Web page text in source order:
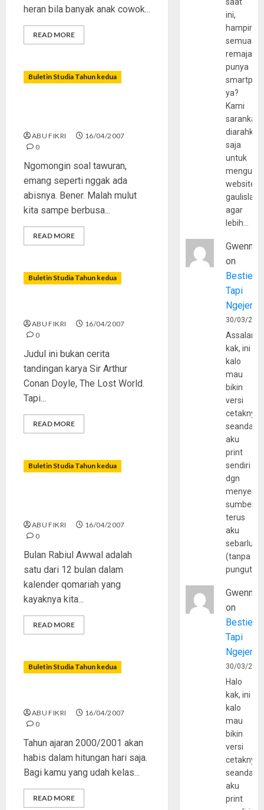
heran bila banyak anak cowok...
READ MORE
Buletin Studia Tahun kedua
ABU FIKRI
16/04/2007
0
Ngomongin soal tawuran,
emang seperti nggak ada
abisnya. Bener. Malah mulut
kita sampe berbusa...
READ MORE
Buletin Studia Tahun kedua
ABU FIKRI
16/04/2007
0
Judul ini bukan cerita
tandingan karya Sir Arthur
Conan Doyle, The Lost World.
Tapi...
READ MORE
Buletin Studia Tahun kedua
ABU FIKRI
16/04/2007
0
Bulan Rabiul Awwal adalah
satu dari 12 bulan dalam
kalender qomariah yang
kayaknya kita...
READ MORE
Buletin Studia Tahun kedua
ABU FIKRI
16/04/2007
0
Tahun ajaran 2000/2001 akan
habis dalam hitungan hari saja.
Bagi kamu yang udah kelas...
READ MORE
ini,
hampir
semua
remaja
punya
ya?
Kami
sarankan,
diarahkan
saja
untuk
website
agar
lebih…
Gwenny
on
Bestie
Tapi
30/03/
kak, ini
kalo
mau
bikin
versi
cetaknya
aku
print
sendiri
dgn
sumber
terus
aku
(tanpa
Gwenny
on
Bestie
Tapi
30/03/
Halo
kak, ini
kalo
mau
bikin
versi
cetaknya
aku
print